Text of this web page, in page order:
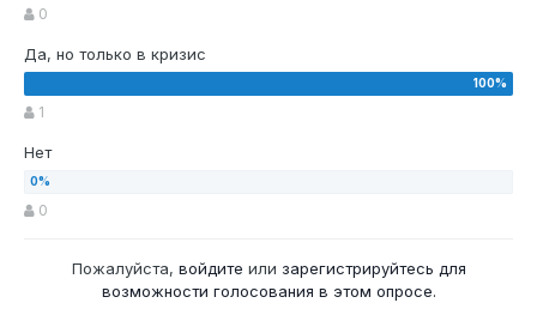
0
Да, но только в кризис
1
Нет
0
Пожалуйста, войдите или зарегистрируйтесь для
возможности голосования в этом опросе.